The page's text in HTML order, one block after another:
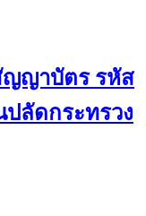
ญญาบัตร รหัส
ลัดกระทรวง